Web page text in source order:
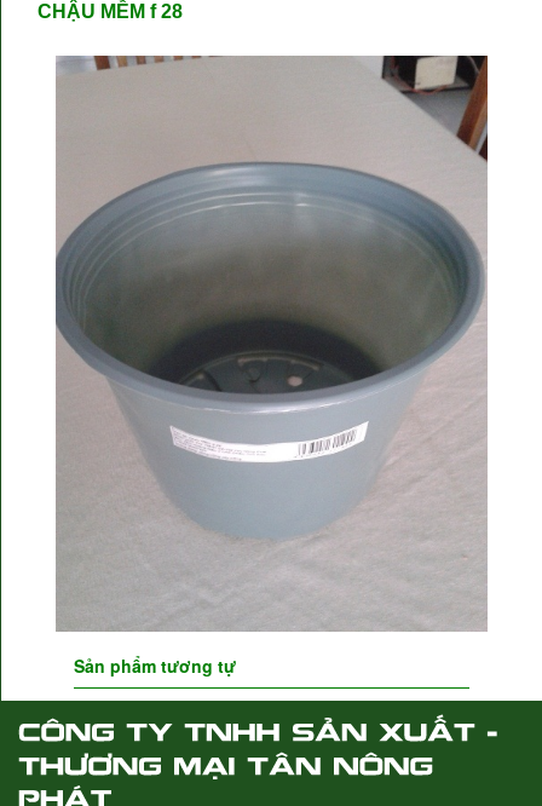
CHẬU MỀM f 28
Sản phẩm tương tự